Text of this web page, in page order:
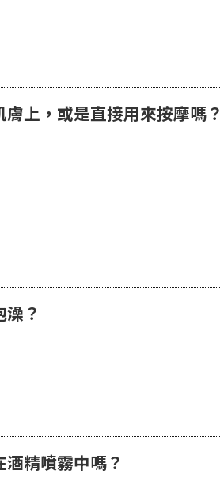
上，或是直接用來按摩嗎？
？
精噴霧中嗎？